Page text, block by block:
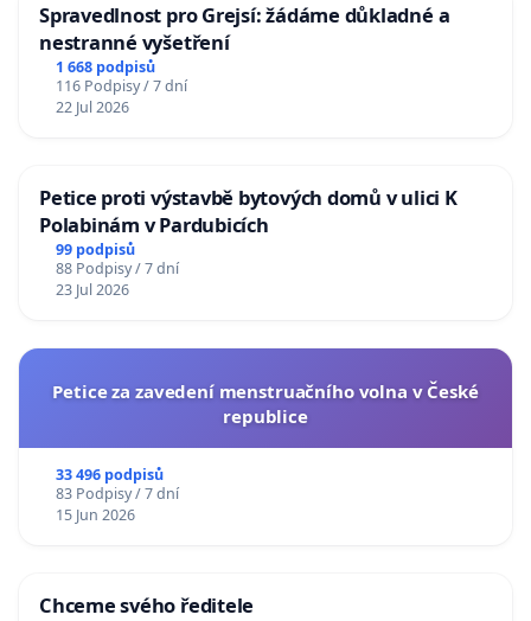
Spravedlnost pro Grejsí: žádáme důkladné a
nestranné vyšetření
1 668 podpisů
116 Podpisy / 7 dní
22 Jul 2026
Petice proti výstavbě bytových domů v ulici K
Polabinám v Pardubicích
99 podpisů
88 Podpisy / 7 dní
23 Jul 2026
Petice za zavedení menstruačního volna v České
republice
33 496 podpisů
83 Podpisy / 7 dní
15 Jun 2026
Chceme svého ředitele